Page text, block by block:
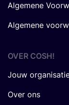
Algemene
Algemene
OVER COSH!
Jouw
Over ons